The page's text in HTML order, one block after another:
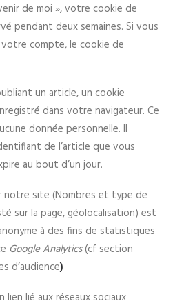
de moi », votre cookie de
pendant deux semaines. Si vous
compte, le cookie de
un article, un cookie
dans votre navigateur. Ce
donnée personnelle. Il
de l’article que vous
au bout d’un jour.
notre site (Nombres et type de
sur la page, géolocalisation) est
à des fins de statistiques
Google Analytics(cf section
d’audience)
lien lié aux réseaux sociaux